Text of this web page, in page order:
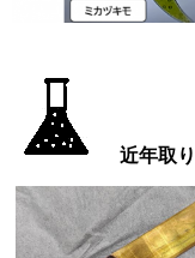
近年取